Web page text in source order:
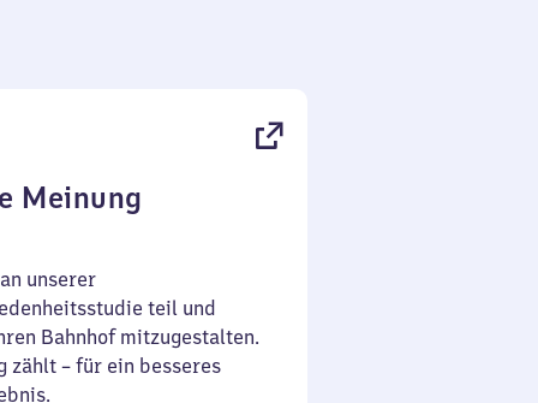
Meinung
unserer
teil und
Bahnhof mitzugestalten.
zählt – für ein besseres